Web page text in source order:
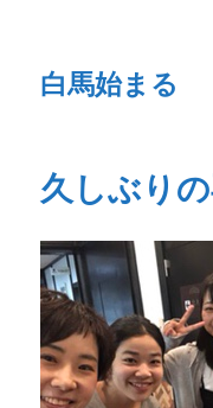
白馬始まる
久しぶり